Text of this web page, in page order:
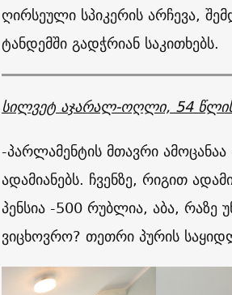
ღირსეული სპიკერის არჩევა,
ტანდემში გადჭრიან საკითხებს.
სილვეტ აჯარალ-ოღლი, 54
-პარლამენტის მთავრი
ადამიანებს. ჩვენზე, რიგით
პენსია -500 რუბლია, აბა,
ვიცხოვრო? თეთრი პურის